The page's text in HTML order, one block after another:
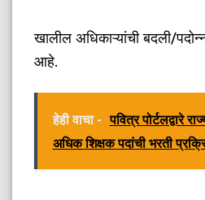
खालील अधिकाऱ्यांची बदली/
आहे.
हेही वाचा - पवित्र पोर्टलद्वारे
अधिक शिक्षक पदांची भरती